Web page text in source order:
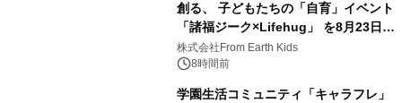
創る、 子どもたちの「自育」イベント
「諸福ジーク×Lifehug」 を8月23日
(日)開催
株式会社From Earth Kids
8時間前
学園生活コミュニティ「キャラフレ」